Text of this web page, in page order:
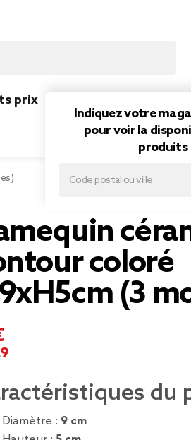
Indiquez votre
pour voir la
produits
prix
coloré
(3
du
Diamètre : 9 cm